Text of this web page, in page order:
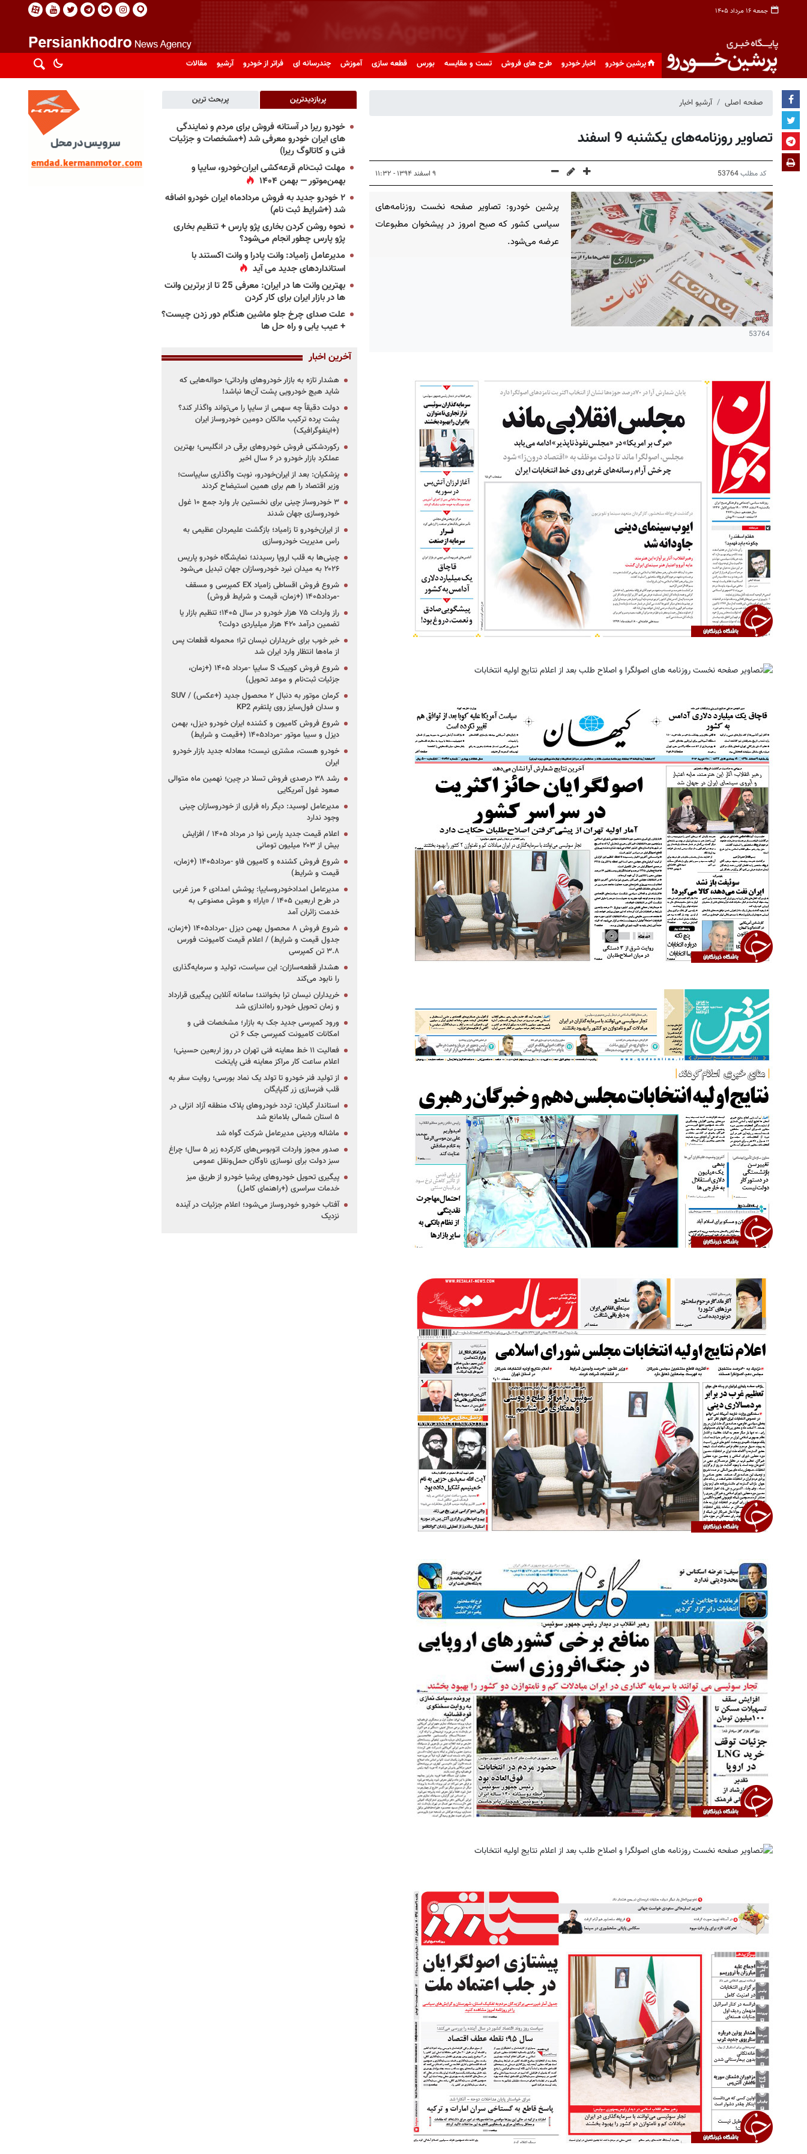
جمعه ۱۶ مرداد ۱۴۰۵
پرشین خودرو اخبار خودرو طرح های فروش تست و مقایسه بورس قطعه سازی آموزش چندرسانه ای فراتر از خودرو آرشیو مقالات
صفحه اصلی آرشیو اخبار
تصاویر روزنامه‌های یکشنبه 9 اسفند
کد مطلب53764 ۹ اسفند ۱۳۹۴ - ۱۱:۳۲
53764
پرشین خودرو: تصاویر صفحه نخست روزنامه‌های
سیاسی کشور که صبح امروز در پیشخوان مطبوعات
عرضه می‌شود.
پربازدیدترین پربحث ترین
خودرو ریرا در آستانه فروش برای مردم و نمایندگی
های ایران خودرو معرفی شد (+مشخصات و جزئیات
فنی و کاتالوگ ریرا)
مهلت ثبت‌نام قرعه‌کشی ایران‌خودرو، سایپا و
بهمن‌موتور — بهمن ۱۴۰۴
۲ خودرو جدید به فروش مردادماه ایران خودرو اضافه
شد (+شرایط ثبت نام)
نحوه روشن کردن بخاری پژو پارس + تنظیم بخاری
پژو پارس چطور انجام می‌شود؟
مدیرعامل زامیاد: وانت پادرا و وانت اکستند با
استانداردهای جدید می آید
بهترین وانت ها در ایران: معرفی 25 تا از برترین وانت
ها در بازار ایران برای کار کردن
علت صدای چرخ جلو ماشین هنگام دور زدن چیست؟
+ عیب یابی و راه حل ها
آخرین اخبار
هشدار تازه به بازار خودروهای وارداتی؛ حواله‌هایی که
شاید هیچ خودرویی پشت آن‌ها نباشد!
دولت دقیقاً چه سهمی از سایپا را می‌تواند واگذار کند؟
پشت پرده ترکیب مالکان دومین خودروساز ایران
(+اینفوگرافیک)
رکوردشکنی فروش خودروهای برقی در انگلیس؛ بهترین
عملکرد بازار خودرو در ۶ سال اخیر
پزشکیان: بعد از ایران‌خودرو، نوبت واگذاری سایپاست؛
وزیر اقتصاد را هم برای همین استیضاح کردند
۳ خودروساز چینی برای نخستین بار وارد جمع ۱۰ غول
خودروسازی جهان شدند
از ایران‌خودرو تا زامیاد؛ بازگشت علیمردان عظیمی به
راس مدیریت خودروسازی
چینی‌ها به قلب اروپا رسیدند؛ نمایشگاه خودرو پاریس
۲۰۲۶ به میدان نبرد خودروسازان جهان تبدیل می‌شود
شروع فروش اقساطی زامیاد EX کمپرسی و مسقف
-مرداد۱۴۰۵ (+زمان، قیمت و شرایط فروش)
راز واردات ۷۵ هزار خودرو در سال ۱۴۰۵؛ تنظیم بازار یا
تضمین درآمد ۴۲۰ هزار میلیاردی دولت؟
خبر خوب برای خریداران نیسان ترا؛ محموله قطعات پس
از ماه‌ها انتظار وارد ایران شد
شروع فروش کوییک S سایپا -مرداد ۱۴۰۵ (+زمان،
جزئیات ثبت‌نام و موعد تحویل)
کرمان موتور به دنبال ۲ محصول جدید (+عکس) / SUV
و سدان فول‌سایز روی پلتفرم KP2
شروع فروش کامیون و کشنده ایران خودرو دیزل، بهمن
دیزل و سیبا موتور -مرداد۱۴۰۵ (+قیمت و شرایط)
خودرو هست، مشتری نیست؛ معادله جدید بازار خودرو
ایران
رشد ۳۸ درصدی فروش تسلا در چین؛ نهمین ماه متوالی
صعود غول آمریکایی
مدیرعامل لوسید: دیگر راه فراری از خودروسازان چینی
وجود ندارد
اعلام قیمت جدید پارس نوا در مرداد ۱۴۰۵ / افزایش
بیش از ۲۰۳ میلیون تومانی
شروع فروش کشنده و کامیون فاو -مرداد۱۴۰۵ (+زمان،
قیمت و شرایط)
مدیرعامل امدادخودروسایپا: پوشش امدادی ۶ مرز غربی
در طرح اربعین ۱۴۰۵ / «یارا» و هوش مصنوعی به
خدمت زائران آمد
شروع فروش ۸ محصول بهمن دیزل -مرداد۱۴۰۵ (+زمان،
جدول قیمت و شرایط) / اعلام قیمت کامیونت فورس
۳.۸ تن کمپرسی
هشدار قطعه‌سازان: این سیاست، تولید و سرمایه‌گذاری
را نابود می‌کند
خریداران نیسان ترا بخوانند؛ سامانه آنلاین پیگیری قرارداد
و زمان تحویل خودرو راه‌اندازی شد
ورود کمپرسی جدید جک به بازار؛ مشخصات فنی و
امکانات کامیونت کمپرسی جک ۶ تن
فعالیت ۱۱ خط معاینه فنی تهران در روز اربعین حسینی؛
اعلام ساعت کار مراکز معاینه فنی پایتخت
از تولید فنر خودرو تا تولد یک نماد بورسی؛ روایت سفر به
قلب فنرسازی زر گلپایگان
استاندار گیلان: تردد خودروهای پلاک منطقه آزاد انزلی در
۵ استان شمالی بلامانع شد
ماشاله وردینی مدیرعامل شرکت گواه شد
صدور مجوز واردات اتوبوس‌های کارکرده زیر ۵ سال؛ چراغ
سبز دولت برای نوسازی ناوگان حمل‌ونقل عمومی
پیگیری تحویل خودروهای پرشیا خودرو از طریق میز
خدمات سراسری (+راهنمای کامل)
آفتاب خودرو خودروساز می‌شود؛ اعلام جزئیات در آینده
نزدیک